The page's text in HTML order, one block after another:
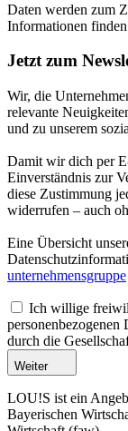
Daten werden zum
Informationen
Jetzt zum
Wir, die
relevante
und zu unserem
Damit wir dich per
Einverständnis zur
diese Zustimmung
widerrufen – auch
Eine Übersicht
unternehmensgruppe
Ich willige
personenbezogenen
durch die
Weiter
LOU!S ist ein
Bayerischen